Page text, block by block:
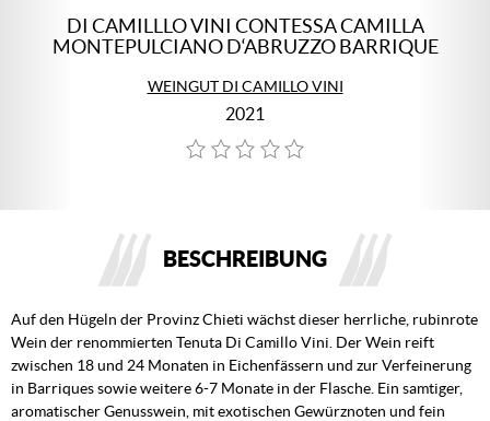
DI CAMILLLO VINI CONTESSA CAMILLA
MONTEPULCIANO D‘ABRUZZO BARRIQUE
WEINGUT DI CAMILLO VINI
2021
BESCHREIBUNG
Auf den Hügeln der Provinz Chieti wächst dieser herrliche, rubinrote
Wein der renommierten Tenuta Di Camillo Vini. Der Wein reift
zwischen 18 und 24 Monaten in Eichenfässern und zur Verfeinerung
in Barriques sowie weitere 6-7 Monate in der Flasche. Ein samtiger,
aromatischer Genusswein, mit exotischen Gewürznoten und fein